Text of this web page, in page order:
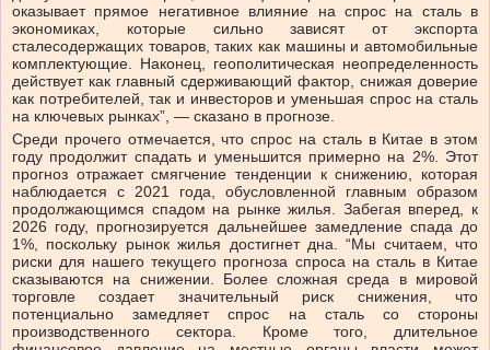
оказывает прямое негативное влияние на спрос на сталь в
экономиках, которые сильно зависят от экспорта
сталесодержащих товаров, таких как машины и автомобильные
комплектующие. Наконец, геополитическая неопределенность
действует как главный сдерживающий фактор, снижая доверие
как потребителей, так и инвесторов и уменьшая спрос на сталь
на ключевых рынках”, — сказано в прогнозе.
Среди прочего отмечается, что спрос на сталь в Китае в этом
году продолжит спадать и уменьшится примерно на 2%. Этот
прогноз отражает смягчение тенденции к снижению, которая
наблюдается с 2021 года, обусловленной главным образом
продолжающимся спадом на рынке жилья. Забегая вперед, к
2026 году, прогнозируется дальнейшее замедление спада до
1%, поскольку рынок жилья достигнет дна. “Мы считаем, что
риски для нашего текущего прогноза спроса на сталь в Китае
сказываются на снижении. Более сложная среда в мировой
торговле создает значительный риск снижения, что
потенциально замедляет спрос на сталь со стороны
производственного сектора. Кроме того, длительное